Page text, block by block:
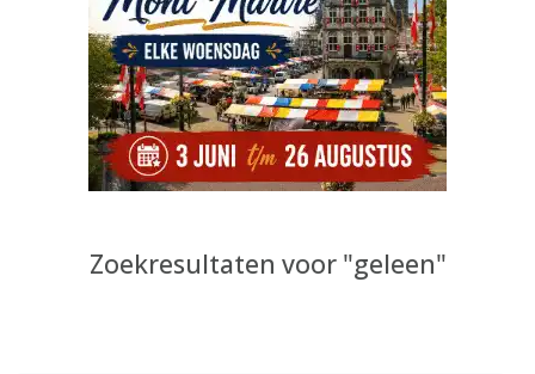
Zoekresultaten voor "geleen"